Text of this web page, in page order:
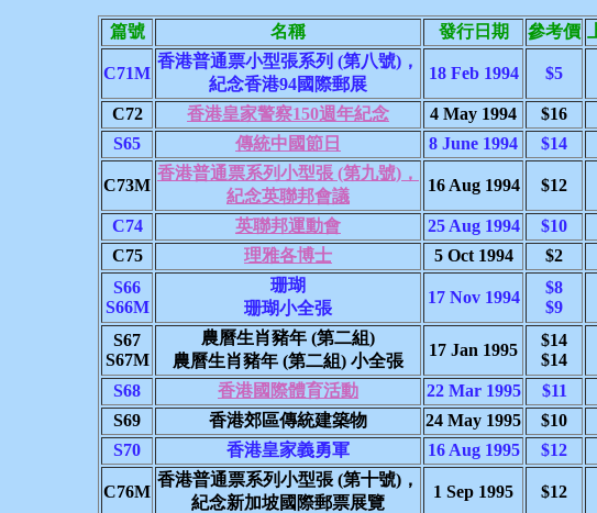
篇號 名稱 發行日期 參考價
C71M
香港普通票小型張系列 (第八號)，
紀念香港94國際郵展
18 Feb 1994 $5
C72 香港皇家警察150週年紀念 4 May 1994 $16
S65
傳統中國節日 8 June 1994 $14
C73M
香港普通票系列小型張 (第九號)，
紀念英聯邦會議
16 Aug 1994 $12
C74 英聯邦運動會 25 Aug 1994 $10
C75
理雅各博士 5 Oct 1994 $2
S66
S66M
珊瑚
珊瑚小全張
17 Nov 1994
$8
$9
S67
S67M
農曆生肖豬年 (第二組)
農曆生肖豬年 (第二組) 小全張
17 Jan 1995
$14
$14
S68
香港國際體育活動 22 Mar 1995 $11
S69
香港郊區傳統建築物 24 May 1995 $10
S70
香港皇家義勇軍 16 Aug 1995 $12
C76M
香港普通票系列小型張 (第十號)，
紀念新加坡國際郵票展覽
1 Sep 1995 $12